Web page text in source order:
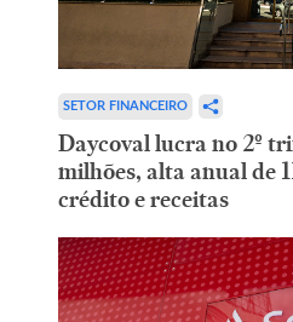
SETOR FINANCEIRO
Daycoval lucra no 2º
milhões, alta anual de
crédito e receitas